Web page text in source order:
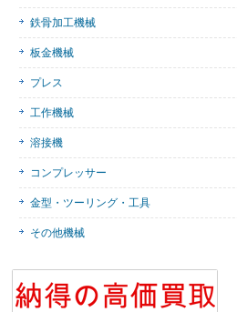
鉄骨加工機械
板金機械
プレス
工作機械
溶接機
コンプレッサー
金型・ツーリング・工具
その他機械